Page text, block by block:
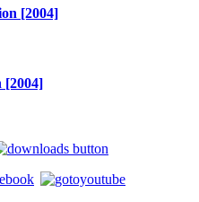
[2004]
[2004]